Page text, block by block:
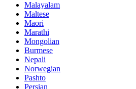
Malayalam
Maltese
Maori
Marathi
Mongolian
Burmese
Nepali
Norwegian
Pashto
Persian